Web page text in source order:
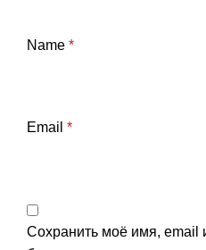
Name *
Email *
Сохранить моё имя, email